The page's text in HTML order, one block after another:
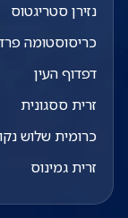
נזירן סטריגטוס
כריסוסטומה
דפדוף העין
זרית ססגונית
כרומית שלוש
זרית גמינוס